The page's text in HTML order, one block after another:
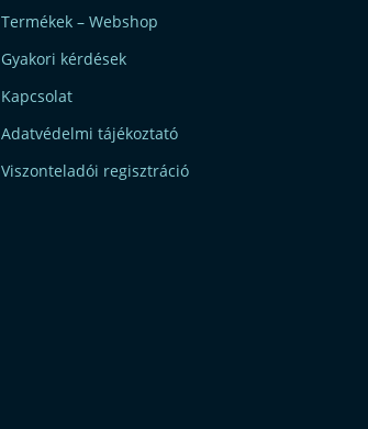
Termékek – Webshop
Gyakori kérdések
Kapcsolat
Adatvédelmi tájékoztató
Viszonteladói regisztráció